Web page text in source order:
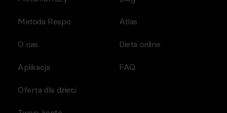
Metoda Respo
O nas
Aplikacja
Atlas
Dieta online
FAQ
Oferta dla dzieci